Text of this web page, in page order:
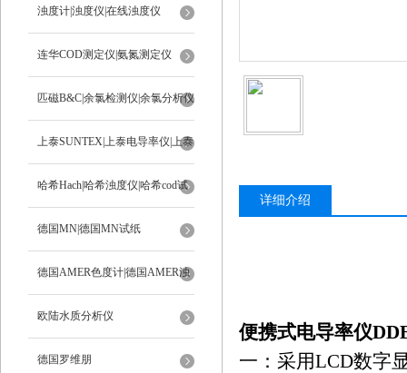
定仪
浊度计|浊度仪|在线浊度仪
连华COD测定仪|氨氮测定仪
匹磁B&C|余氯检测仪|余氯分析仪
上泰SUNTEX|上泰电导率仪|上泰
ph计
哈希Hach|哈希浊度仪|哈希cod试
剂
德国MN|德国MN试纸
德国AMER色度计|德国AMER浊
度计
欧陆水质分析仪
德国罗维朋
详细介绍
便携式电导率仪
一：采用LCD数字